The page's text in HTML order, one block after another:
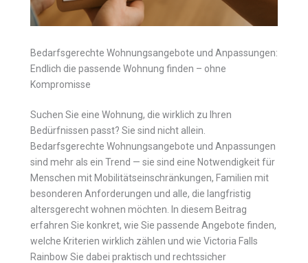
Bedarfsgerechte Wohnungsangebote und Anpassungen:
Endlich die passende Wohnung finden – ohne
Kompromisse
Suchen Sie eine Wohnung, die wirklich zu Ihren
Bedürfnissen passt? Sie sind nicht allein.
Bedarfsgerechte Wohnungsangebote und Anpassungen
sind mehr als ein Trend — sie sind eine Notwendigkeit für
Menschen mit Mobilitätseinschränkungen, Familien mit
besonderen Anforderungen und alle, die langfristig
altersgerecht wohnen möchten. In diesem Beitrag
erfahren Sie konkret, wie Sie passende Angebote finden,
welche Kriterien wirklich zählen und wie Victoria Falls
Rainbow Sie dabei praktisch und rechtssicher